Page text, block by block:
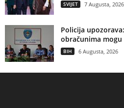
SVIJET 7 Augusta, 2026
Policija
obračunima
BIH 6 Augusta, 2026